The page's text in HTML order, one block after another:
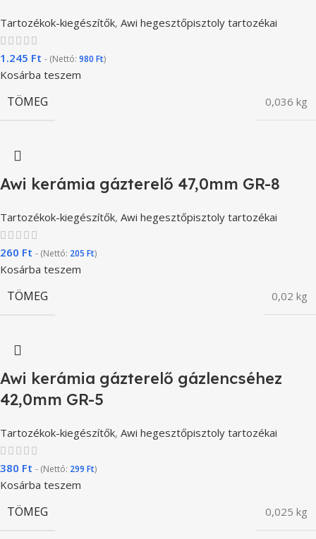
Tartozékok-kiegészítők, Awi hegesztőpisztoly tartozékai
1.245 Ft - (Nettó: 980 Ft)
Kosárba teszem
TÖMEG 0,036 kg
Awi kerámia gázterelő 47,0mm GR-8
Tartozékok-kiegészítők, Awi hegesztőpisztoly tartozékai
260 Ft - (Nettó: 205 Ft)
Kosárba teszem
TÖMEG 0,02 kg
Awi kerámia gázterelő gázlencséhez
42,0mm GR-5
Tartozékok-kiegészítők, Awi hegesztőpisztoly tartozékai
380 Ft - (Nettó: 299 Ft)
Kosárba teszem
TÖMEG 0,025 kg